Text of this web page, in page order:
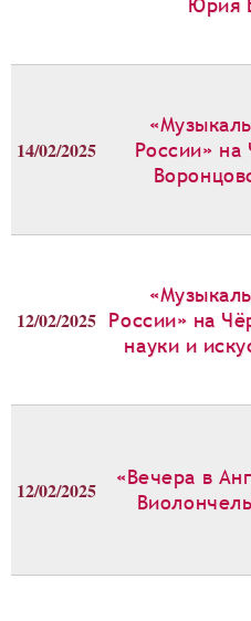
14/02/2025
России»
12/02/2025 России» на
науки и
12/02/2025
«Вечера в